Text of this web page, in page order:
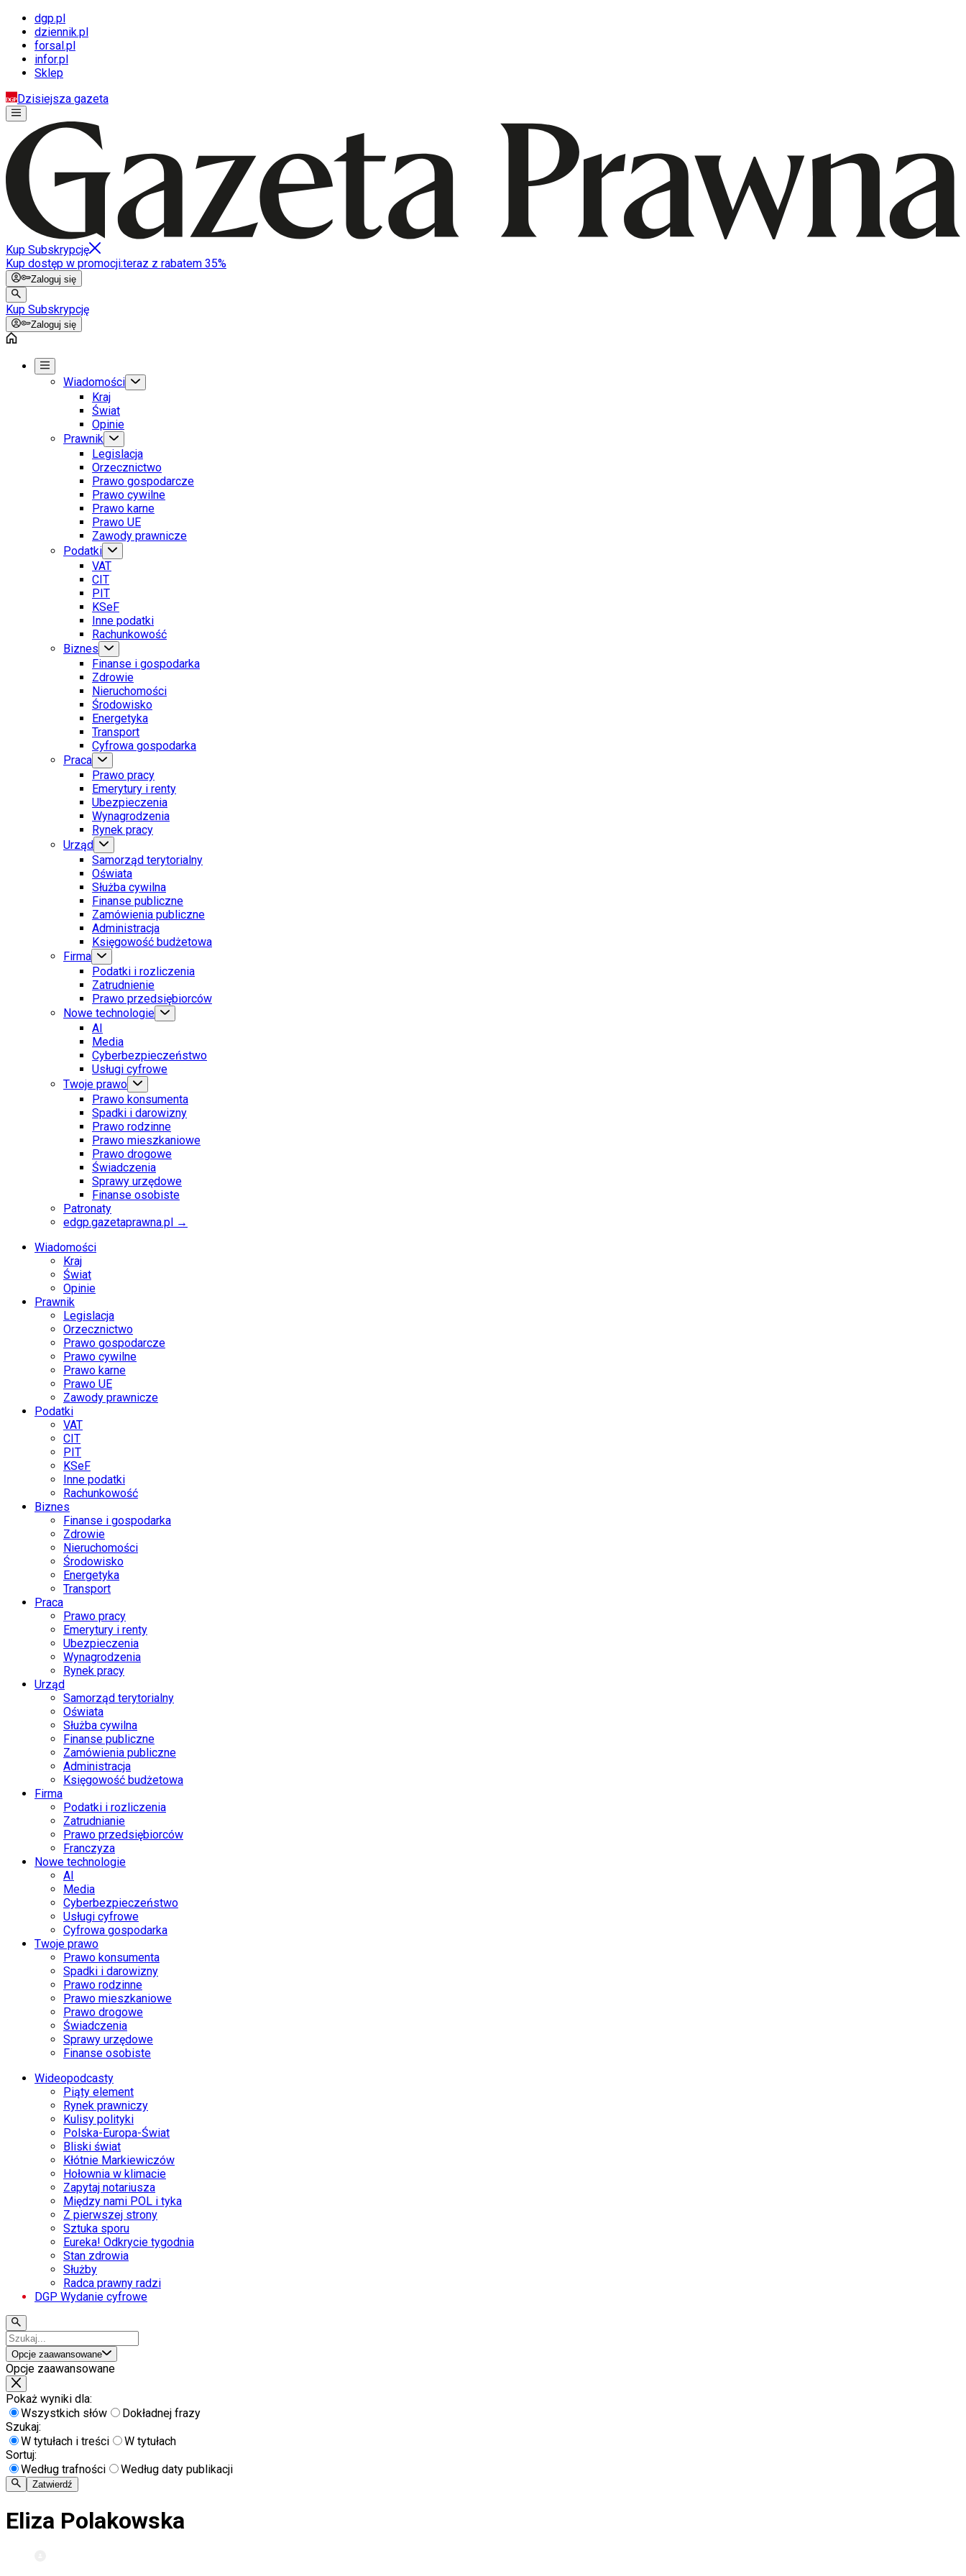
dgp.pl
dziennik.pl
forsal.pl
infor.pl
Sklep
Dzisiejsza gazeta
Kup Subskrypcję
Kup dostęp w promocji:teraz z rabatem 35%
Zaloguj się
Kup Subskrypcję
Zaloguj się
Wiadomości
Kraj
Świat
Opinie
Prawnik
Legislacja
Orzecznictwo
Prawo gospodarcze
Prawo cywilne
Prawo karne
Prawo UE
Zawody prawnicze
Podatki
VAT
CIT
PIT
KSeF
Inne podatki
Rachunkowość
Biznes
Finanse i gospodarka
Zdrowie
Nieruchomości
Środowisko
Energetyka
Transport
Cyfrowa gospodarka
Praca
Prawo pracy
Emerytury i renty
Ubezpieczenia
Wynagrodzenia
Rynek pracy
Urząd
Samorząd terytorialny
Oświata
Służba cywilna
Finanse publiczne
Zamówienia publiczne
Administracja
Księgowość budżetowa
Firma
Podatki i rozliczenia
Zatrudnienie
Prawo przedsiębiorców
Nowe technologie
AI
Media
Cyberbezpieczeństwo
Usługi cyfrowe
Twoje prawo
Prawo konsumenta
Spadki i darowizny
Prawo rodzinne
Prawo mieszkaniowe
Prawo drogowe
Świadczenia
Sprawy urzędowe
Finanse osobiste
Patronaty
edgp.gazetaprawna.pl →
Wiadomości
Kraj
Świat
Opinie
Prawnik
Legislacja
Orzecznictwo
Prawo gospodarcze
Prawo cywilne
Prawo karne
Prawo UE
Zawody prawnicze
Podatki
VAT
CIT
PIT
KSeF
Inne podatki
Rachunkowość
Biznes
Finanse i gospodarka
Zdrowie
Nieruchomości
Środowisko
Energetyka
Transport
Praca
Prawo pracy
Emerytury i renty
Ubezpieczenia
Wynagrodzenia
Rynek pracy
Urząd
Samorząd terytorialny
Oświata
Służba cywilna
Finanse publiczne
Zamówienia publiczne
Administracja
Księgowość budżetowa
Firma
Podatki i rozliczenia
Zatrudnianie
Prawo przedsiębiorców
Franczyza
Nowe technologie
AI
Media
Cyberbezpieczeństwo
Usługi cyfrowe
Cyfrowa gospodarka
Twoje prawo
Prawo konsumenta
Spadki i darowizny
Prawo rodzinne
Prawo mieszkaniowe
Prawo drogowe
Świadczenia
Sprawy urzędowe
Finanse osobiste
Wideopodcasty
Piąty element
Rynek prawniczy
Kulisy polityki
Polska-Europa-Świat
Bliski świat
Kłótnie Markiewiczów
Hołownia w klimacie
Zapytaj notariusza
Między nami POL i tyka
Z pierwszej strony
Sztuka sporu
Eureka! Odkrycie tygodnia
Stan zdrowia
Służby
Radca prawny radzi
DGP Wydanie cyfrowe
Opcje zaawansowane
Opcje zaawansowane
Pokaż wyniki dla:
Wszystkich słów
Dokładnej frazy
Szukaj:
W tytułach i treści
W tytułach
Sortuj:
Według trafności
Według daty publikacji
Zatwierdź
Eliza Polakowska